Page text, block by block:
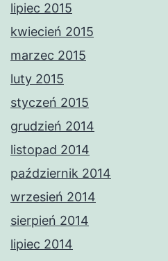
lipiec 2015
kwiecień 2015
marzec 2015
luty 2015
styczeń 2015
grudzień 2014
listopad 2014
październik 2014
wrzesień 2014
sierpień 2014
lipiec 2014